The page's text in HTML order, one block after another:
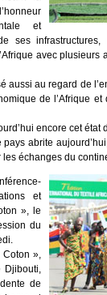
et
ses infrastructures,
avec
aussi au regard de
de l’Afrique
encore cet
abrite
échanges du
et
», le
du
»,
Djibouti,
de